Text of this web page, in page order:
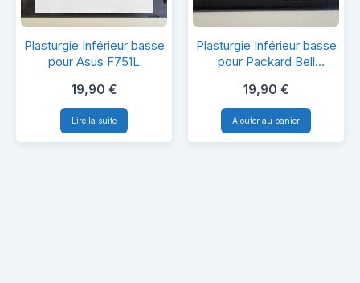
Plasturgie
Inférieur
basse
pour
Asus
Plasturgie Inférieur basse
pour Asus F751L
19,90 €
Lire la suite
Plasturgie
Inférieur
basse
pour
Packard
Plasturgie Inférieur basse
pour Packard Bell
19,90 €
Ajouter au panier